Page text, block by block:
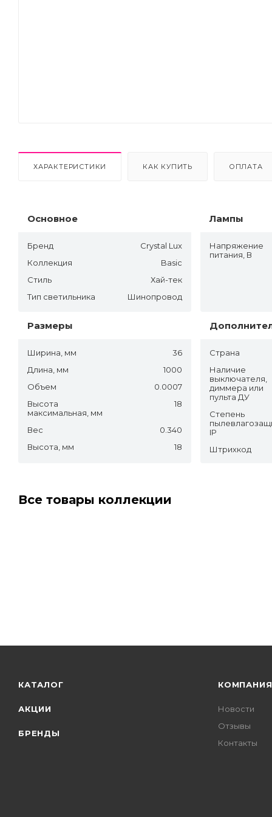
ХАРАКТЕРИСТИКИ КАК КУПИТЬ ОПЛАТА
Основное
Бренд
Crystal Lux
Коллекция
Basic
Стиль
Хай-тек
Тип светильника
Шинопровод
Лампы
Напряжение
питания, В
Размеры
Ширина, мм
36
Длина, мм
1000
Объем
0.0007
Высота
максимальная, мм
18
Вес
0.340
Высота, мм
18
Страна
Наличие
выключателя,
диммера или
пульта ДУ
Степень
IP
Штрихкод
Все товары коллекции
КАТАЛОГ
АКЦИИ
БРЕНДЫ
КОМПАНИЯ
Новости
Отзывы
Контакты